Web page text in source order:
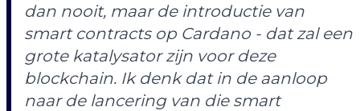
dan nooit, maar de introductie van
smart contracts op Cardano - dat zal een
grote katalysator zijn voor deze
blockchain. Ik denk dat in de aanloop
naar de lancering van die smart